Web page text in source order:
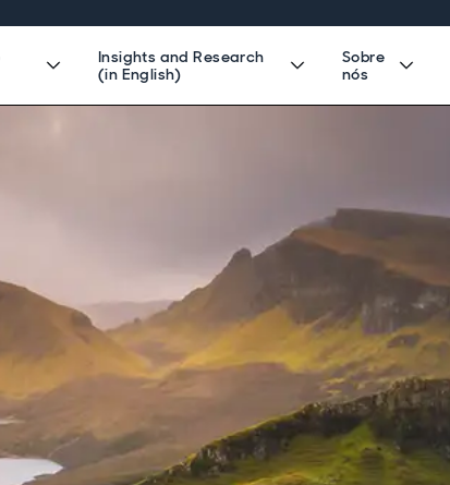
Insights and Research
(in English)
Sobre
nós